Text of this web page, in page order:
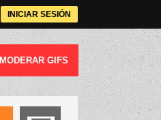
INICIAR SESIÓN
MODERAR GIFS